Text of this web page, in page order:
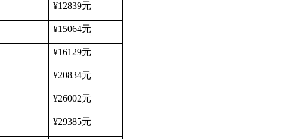
¥12839元
¥15064元
¥16129元
¥20834元
¥26002元
¥29385元